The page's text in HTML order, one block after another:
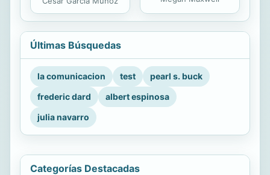
Últimas Búsquedas
la comunicacion test
pearl s. buck
frederic dard
albert espinosa
julia navarro
Categorías Destacadas